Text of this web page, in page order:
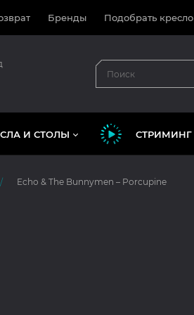
Бренды Подобрать кресло
И СТОЛЫ СТРИМИНГ
Echo & The Bunnymen – Porcupine